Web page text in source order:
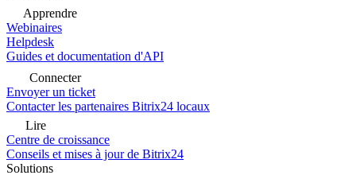
Apprendre
Webinaires
Helpdesk
Guides et documentation d'API
Connecter
Envoyer un ticket
Contacter les partenaires Bitrix24 locaux
Lire
Centre de croissance
Conseils et mises à jour de Bitrix24
Solutions